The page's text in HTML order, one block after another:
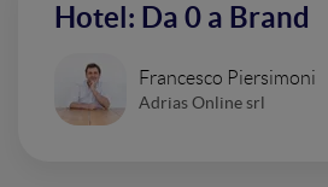
Hotel: Da 0 a Brand
Francesco Piersimoni
Adrias Online srl